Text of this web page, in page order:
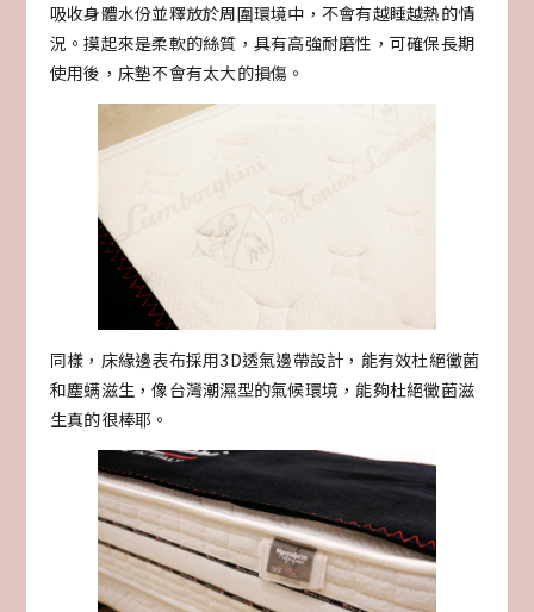
吸收身體水份並釋放於周圍環境中，不會有越睡越熱的情
況。摸起來是柔軟的絲質，具有高強耐磨性，可確保長期
使用後，床墊不會有太大的損傷。
同樣，床緣邊表布採用3D透氣邊帶設計，能有效杜絕黴菌
和塵螨滋生，像台灣潮濕型的氣候環境，能夠杜絕黴菌滋
生真的很棒耶。